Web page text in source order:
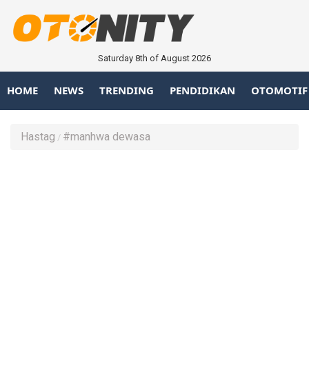
Saturday 8th of August 2026
HOME NEWS TRENDING PENDIDIKAN OTOMOTIF
Hastag #manhwa dewasa